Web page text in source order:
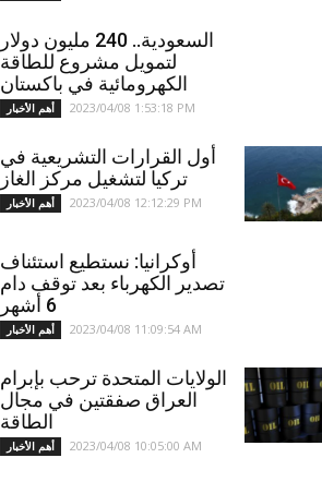
السعودية.. 240 مليون دولار
لتمويل مشروع للطاقة
الكهرومائية في باكستان
أهم الأخبار 2023/04/08 1:53:18 PM
أول القرارات التشريعية في
تركيا لتشغيل مركز الغاز
أهم الأخبار 2023/04/08 12:12:29 PM
أوكرانيا: نستطيع استئناف
تصدير الكهرباء بعد توقف دام
6 أشهر
أهم الأخبار 2023/04/08 11:09:54 AM
الولايات المتحدة ترحب بإبرام
العراق صفقتين في مجال
الطاقة
أهم الأخبار 2023/04/08 10:05:00 AM